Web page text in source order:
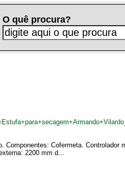
O quê procura?
Componentes: Cofermeta.
2200 mm d...